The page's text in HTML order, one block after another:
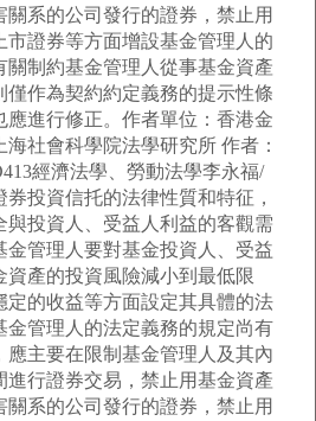
系的公司發行的證券，禁止用
市證券等方面增設基金管理人的
關制約基金管理人從事基金資產
僅作為契約約定義務的提示性條
應進行修正。作者單位：香港金
社會科學院法學研究所 作者：
經濟法學、勞動法學李永福/
券投資信托的法律性質和特征，
與投資人、受益人利益的客觀需
金管理人要對基金投資人、受益
資產的投資風險減小到最低限
定的收益等方面設定其具體的法
金管理人的法定義務的規定尚有
應主要在限制基金管理人及其內
進行證券交易，禁止用基金資產
系的公司發行的證券，禁止用